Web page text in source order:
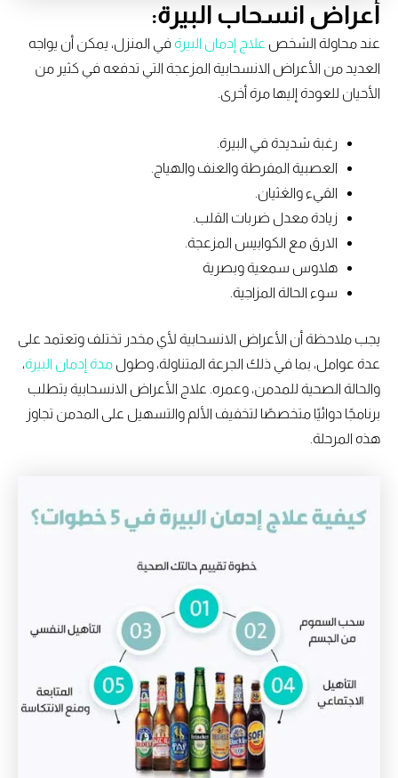
أعراض انسحاب البيرة:
عند محاولة الشخص علاج إدمان البيرةفي المنزل، يمكن أن يواجه
العديد من الأعراض الانسحابية المزعجة التي تدفعه في كثير من
الأحيان للعودة إليها مرة أخرى.
رغبة شديدة في البيرة.
العصبية المفرطة والعنف والهياج.
القيء والغثيان.
زيادة معدل ضربات القلب.
الارق مع الكوابيس المزعجة.
هلاوس سمعية وبصرية
سوء الحالة المزاجية.
يجب ملاحظة أن الأعراض الانسحابية لأي مخدر تختلف وتعتمد على
عدة عوامل، بما في ذلك الجرعة المتناولة، وطول مدة إدمان البيرة،
والحالة الصحية للمدمن، وعمره. علاج الأعراض الانسحابية يتطلب
برنامجًا دوائيًا متخصصًا لتخفيف الألم والتسهيل على المدمن تجاوز
هذه المرحلة.